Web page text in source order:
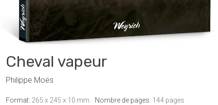
Cheval vapeur
Philippe Moës
Format: 265 x 245 x 10 mm Nombre de pages: 144 pages